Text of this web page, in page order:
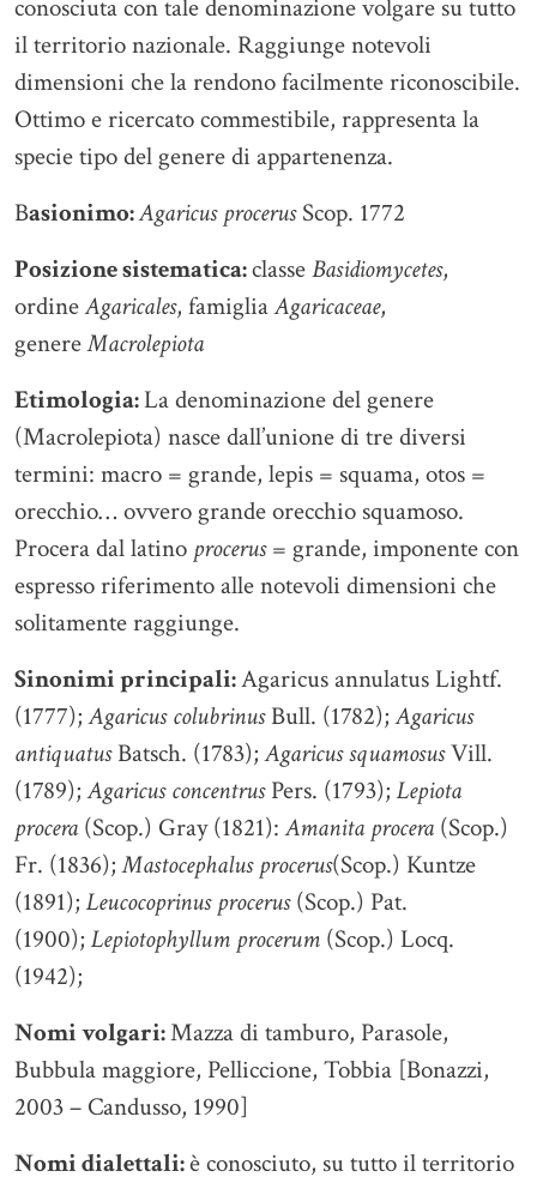
conosciuta con tale denominazione volgare su tutto
il territorio nazionale. Raggiunge notevoli
dimensioni che la rendono facilmente riconoscibile.
Ottimo e ricercato commestibile, rappresenta la
specie tipo del genere di appartenenza.
Basionimo:Agaricus procerusScop. 1772
Posizione sistematica:classeBasidiomycetes,
ordineAgaricales, famigliaAgaricaceae,
genereMacrolepiota
Etimologia:La denominazione del genere
(Macrolepiota) nasce dall’unione di tre diversi
termini: macro = grande, lepis = squama, otos =
orecchio… ovvero grande orecchio squamoso.
Procera dal latino procerus= grande, imponente con
espresso riferimento alle notevoli dimensioni che
solitamente raggiunge.
Sinonimi principali:Agaricus annulatus Lightf.
(1777);Agaricus colubrinusBull. (1782);Agaricus
antiquatusBatsch. (1783);Agaricus squamosusVill.
(1789);Agaricus concentrusPers. (1793); Lepiota
procera (Scop.) Gray (1821):Amanita procera (Scop.)
Fr. (1836);Mastocephalus procerus(Scop.) Kuntze
(1891); Leucocoprinus procerus(Scop.) Pat.
(1900); Lepiotophyllum procerum (Scop.) Locq.
(1942);
Nomi volgari:Mazza di tamburo, Parasole,
Bubbula maggiore, Pelliccione, Tobbia [Bonazzi,
2003 – Candusso, 1990]
Nomi dialettali:è conosciuto, su tutto il territorio